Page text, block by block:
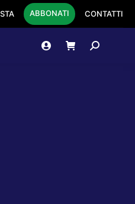
ABBONATI CONTATTI
Cerca: